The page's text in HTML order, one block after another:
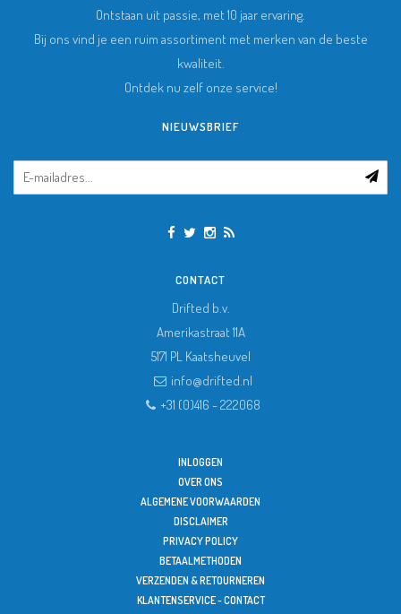
Ontstaan uit passie, met 10 jaar ervaring.
Bij ons vind je een ruim assortiment met merken van de beste
kwaliteit.
Ontdek nu zelf onze service!
NIEUWSBRIEF
CONTACT
Drifted b.v.
Amerikastraat 11A
5171 PL Kaatsheuvel
info@drifted.nl
+31 (0)416 - 222068
INLOGGEN
OVER ONS
ALGEMENE VOORWAARDEN
DISCLAIMER
PRIVACY POLICY
BETAALMETHODEN
VERZENDEN & RETOURNEREN
KLANTENSERVICE - CONTACT